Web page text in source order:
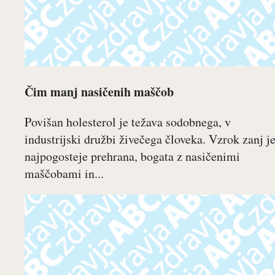
Čim manj nasičenih maščob
Povišan holesterol je težava sodobnega, v
industrijski družbi živečega človeka. Vzrok zanj je
najpogosteje prehrana, bogata z nasičenimi
maščobami in...